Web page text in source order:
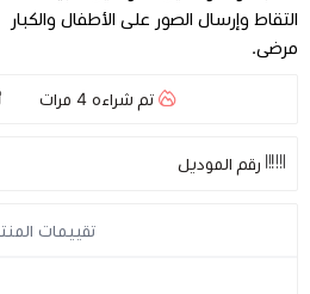
فيتامينات للبالغين
اجهزة طبية منزلية
مراتب طبية
عرض الكل
الحفاضات للكبار
تخفيضات
التقاط وإرسال الصور على الأطفال والكبار
مرضى.
تم شراءه4 مرات
رقم الموديل
تقييمات